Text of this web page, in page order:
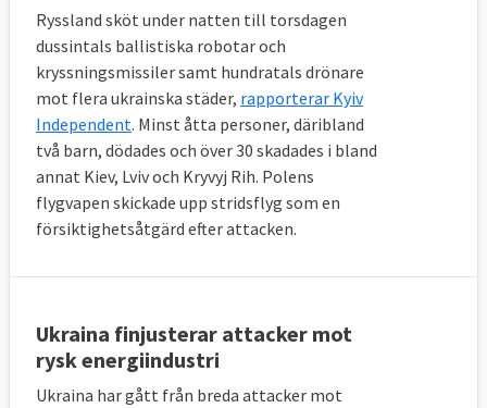
Ryssland sköt under natten till torsdagen
dussintals ballistiska robotar och
kryssningsmissiler samt hundratals drönare
mot flera ukrainska städer, rapporterar Kyiv
Independent. Minst åtta personer, däribland
två barn, dödades och över 30 skadades i bland
annat Kiev, Lviv och Kryvyj Rih. Polens
flygvapen skickade upp stridsflyg som en
försiktighetsåtgärd efter attacken.
Ukraina finjusterar attacker mot
rysk energiindustri
Ukraina har gått från breda attacker mot